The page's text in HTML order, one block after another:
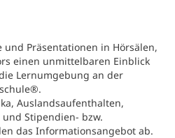
Präsentationen in Hörsälen,
einen unmittelbaren Einblick
Lernumgebung an der
Auslandsaufenthalten,
Stipendien- bzw.
das Informationsangebot ab.